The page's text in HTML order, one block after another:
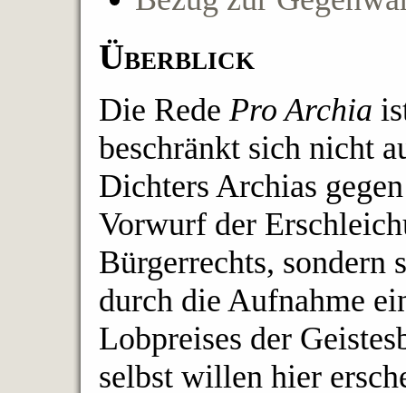
Überblick
Die Rede Pro Archia
beschränkt sich nicht
Dichters Archias
Vorwurf der
Bürgerrechts, sondern
durch die Aufnahme
Lobpreises der
selbst willen hier